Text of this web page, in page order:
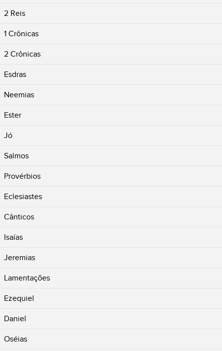
2 Reis
1 Crônicas
2 Crônicas
Esdras
Neemias
Ester
Jó
Salmos
Provérbios
Eclesiastes
Cânticos
Isaías
Jeremias
Lamentações
Ezequiel
Daniel
Oséias